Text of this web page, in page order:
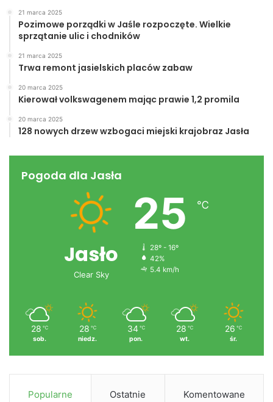
21 marca 2025
Pozimowe porządki w Jaśle rozpoczęte. Wielkie
sprzątanie ulic i chodników
21 marca 2025
Trwa remont jasielskich placów zabaw
20 marca 2025
Kierował volkswagenem mając prawie 1,2 promila
20 marca 2025
128 nowych drzew wzbogaci miejski krajobraz Jasła
Pogoda dla Jasła
Jasło
Clear Sky
25 ℃
28º - 16º
42%
5.4 km/h
28 ℃
sob.
28 ℃
niedz.
34 ℃
pon.
28 ℃
wt.
26 ℃
śr.
Popularne Ostatnie Komentowane